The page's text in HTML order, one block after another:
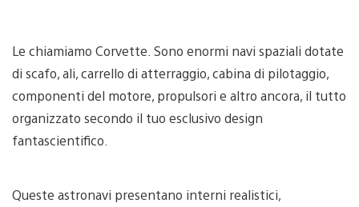
Le chiamiamo Corvette. Sono enormi navi spaziali dotate
di scafo, ali, carrello di atterraggio, cabina di pilotaggio,
componenti del motore, propulsori e altro ancora, il tutto
organizzato secondo il tuo esclusivo design
fantascientifico.
Queste astronavi presentano interni realistici,